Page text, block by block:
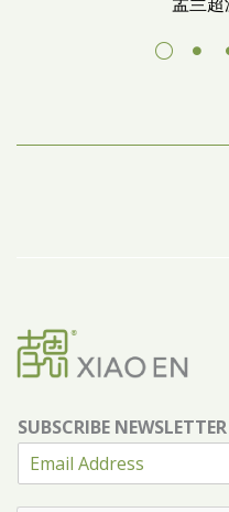
SUBSCRIBE NEWSLETTER